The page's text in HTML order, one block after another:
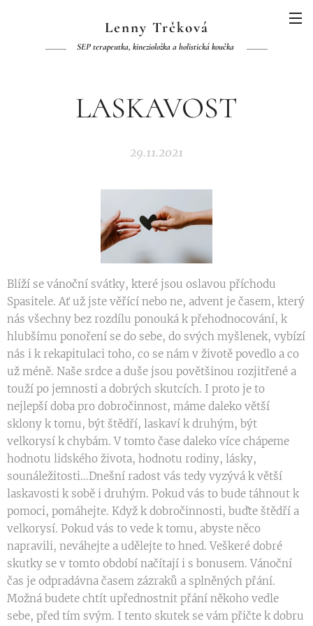
Lenny Trčková
SEP terapeutka, kinezioložka a holistická koučka
LASKAVOST
29.11.2021
Blíží se vánoční svátky, které jsou oslavou příchodu
Spasitele. Ať už jste věřící nebo ne, advent je časem, který
nás všechny bez rozdílu ponouká k přehodnocování, k
hlubšímu ponoření se do sebe, do svých myšlenek, vybízí
nás i k rekapitulaci toho, co se nám v životě povedlo a co
už méně. Naše srdce a duše jsou povětšinou rozjitřené a
touží po jemnosti a dobrých skutcích. I proto je to
nejlepší doba pro dobročinnost, máme daleko větší
sklony k tomu, být štědří, laskaví k druhým, být
velkorysí k chybám. V tomto čase daleko více chápeme
hodnotu lidského života, hodnotu rodiny, lásky,
sounáležitosti...Dnešní radost vás tedy vyzývá k větší
laskavosti k sobě i druhým. Pokud vás to bude táhnout k
pomoci, pomáhejte. Když k dobročinnosti, buďte štědří a
velkorysí. Pokud vás to vede k tomu, abyste něco
napravili, neváhejte a udělejte to hned. Veškeré dobré
skutky se v tomto období načítají i s bonusem. Vánoční
čas je odpradávna časem zázraků a splněných přání.
Možná budete chtít upřednostnit přání někoho vedle
sebe, před tím svým. I tento skutek se vám přičte k dobru